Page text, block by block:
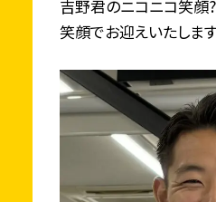
吉野君のニコニコ笑顔?‍
笑顔でお迎えいたしま